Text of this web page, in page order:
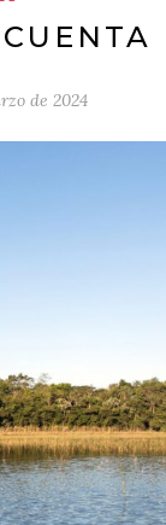
de 2024